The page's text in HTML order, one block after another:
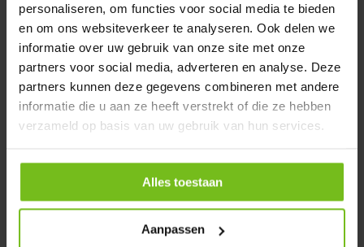
personaliseren, om functies voor social media te bieden
en om ons websiteverkeer te analyseren. Ook delen we
informatie over uw gebruik van onze site met onze
partners voor social media, adverteren en analyse. Deze
partners kunnen deze gegevens combineren met andere
informatie die u aan ze heeft verstrekt of die ze hebben
verzameld op basis van uw gebruik van hun services.
Alles toestaan
Aanpassen
Verstuur email
Description du produit
Spécifications
Évaluations